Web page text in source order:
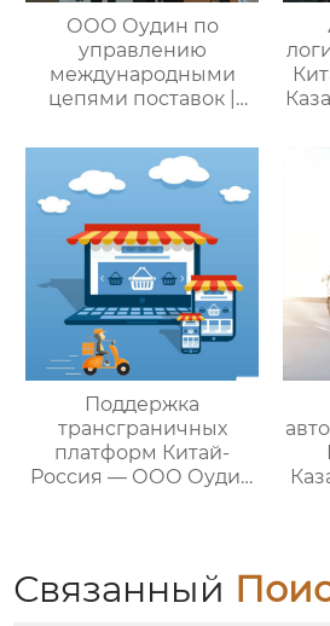
клиентов
ООО Оудин по
управлению
международными
цепями поставок |
услуги
посреднических
закупок Китай-Россия:
комплексное
решение ваших
трансграничных задач
Поддержка
трансграничных
платформ Китай-
Россия — ООО Оудин
Связанный